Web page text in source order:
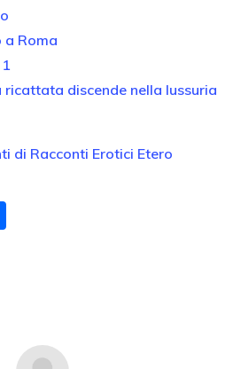
Roma
ricattata discende nella lussuria
di Racconti Erotici Etero
Condividi